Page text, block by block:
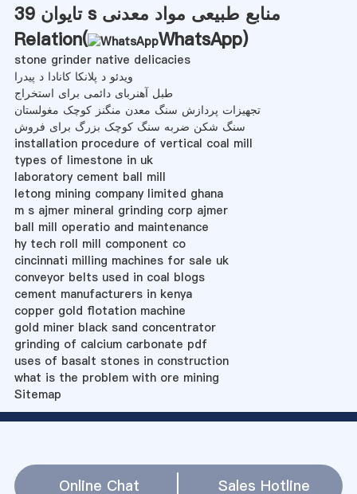
تایوان 39 s منابع طبیعی مواد معدنی
Relation(
WhatsApp)
stone grinder native delicacies
ویدئو د پلانکا کانادا د پیدرا
طبل آهنربای دائمی برای استخراج
تجهیزات پردازش سنگ معدن منگنز کوچک مغولستان
سنگ شکن ضربه سنگ کوچک بزرگ برای فروش
installation procedure of vertical coal mill
types of limestone in uk
laboratory cement ball mill
letong mining company limited ghana
m s ajmer mineral grinding corp ajmer
ball mill operatio and maintenance
hy tech roll mill component co
cincinnati milling machines for sale uk
conveyor belts used in coal blogs
cement manufacturers in kenya
copper gold flotation machine
gold miner black sand concentrator
grinding of calcium carbonate pdf
uses of basalt stones in construction
what is the problem with ore mining
Sitemap
Online Chat Sales Hotline